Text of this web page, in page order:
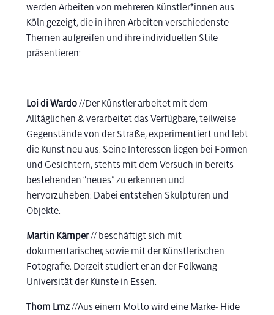
werden Arbeiten von mehreren Künstler*innen aus
Köln gezeigt, die in ihren Arbeiten verschiedenste
Themen aufgreifen und ihre individuellen Stile
präsentieren:
Loi di Wardo//Der Künstler arbeitet mit dem
Alltäglichen & verarbeitet das Verfügbare, teilweise
Gegenstände von der Straße, experimentiert und lebt
die Kunst neu aus. Seine Interessen liegen bei Formen
und Gesichtern, stehts mit dem Versuch in bereits
bestehenden “neues” zu erkennen und
hervorzuheben: Dabei entstehen Skulpturen und
Objekte.
Martin Kämper// beschäftigt sich mit
dokumentarischer, sowie mit der Künstlerischen
Fotografie. Derzeit studiert er an der Folkwang
Universität der Künste in Essen.
Thom Lrnz//Aus einem Motto wird eine Marke- Hide